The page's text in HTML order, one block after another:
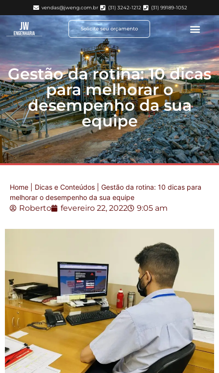
vendas@jweng.com.br (31) 3242-1212 (31) 99189-1052
Solicite seu orçamento
Gestão da rotina: 10 dicas
para melhorar o
desempenho da sua
equipe
Home Dicas e Conteúdos
Gestão da rotina: 10 dicas para
melhorar o desempenho da sua equipe
Roberto fevereiro 22, 2022 9:05 am